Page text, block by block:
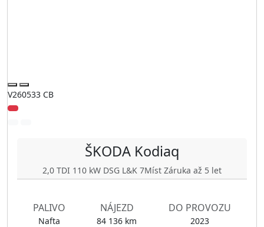
V260533 CB
ŠKODA Kodiaq
2,0 TDI 110 kW DSG L&K 7Míst Záruka až 5 let
PALIVO
Nafta
NÁJEZD
84 136 km
DO PROVOZU
2023